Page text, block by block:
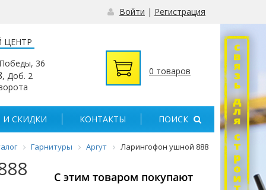
Войти | Регистрация
ЦЕНТР
36
, Доб. 2
0 товаров
СКИДКИ КОНТАКТЫ ПОИСК
Гарнитуры Аргут Ларингофон ушной 888
С этим товаром покупают